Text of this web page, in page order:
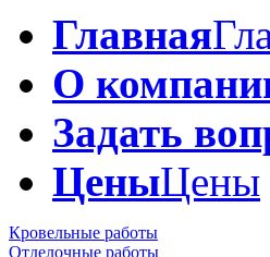
Главная
О
Задать
ЦеныЦены
Кровельные работы
Отделочные работы